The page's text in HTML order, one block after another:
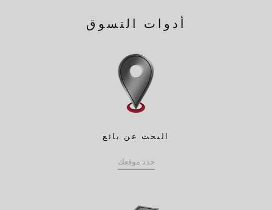
أدوات التسوق
البحث عن بائع
حدد موقعك